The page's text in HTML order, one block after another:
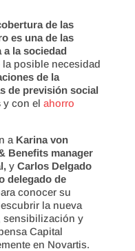
de las
es una de las
la sociedad
posible necesidad
de la
de previsión social
y con el ahorro
a Karina von
Benefits manager
y Carlos Delgado
delegado de
conocer su
la nueva
sensibilización y
Capital
en Novartis.